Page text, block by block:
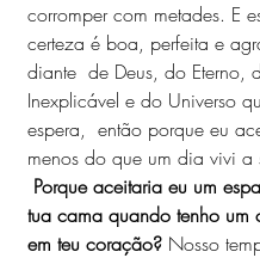
corromper com metades. E
certeza é boa, perfeita e
diante  de Deus, do Eterno,
Inexplicável e do Universo
espera,  então porque eu
menos do que um dia vivi a
Porque aceitaria eu um
tua cama quando tenho um
em teu coração? Nosso